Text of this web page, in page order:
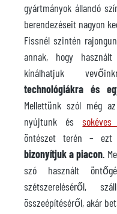
gyártmányok állandó
berendezéseit nagyon
Fissnél szintén
annak, hogy
kínálhatjuk
technológiákra és
Mellettünk szól még
nyújtunk és
öntészet terén – ezt
bizonyítjuk a piacon.
szó használt
szétszereléséről,
összeépítéséről, akár